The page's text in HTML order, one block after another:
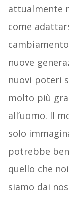
attualmente
come
nuove
nuovi poteri
molto più
all’uomo. Il
solo
potrebbe
quello che
siamo dai